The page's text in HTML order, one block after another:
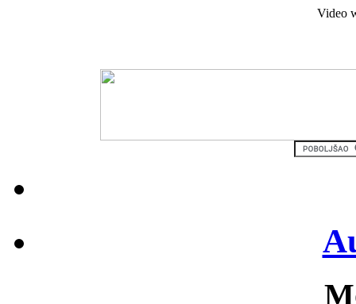
Video